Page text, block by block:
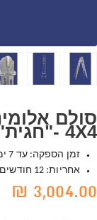
סולם
4X4 -"חגית"
זמן הספקה: עד 7 ימי עסקים
אחריות: 12 חודשים – על פגם בייצור
3,004.00 ₪